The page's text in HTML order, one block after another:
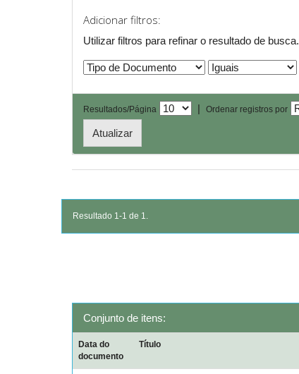
Adicionar filtros:
Utilizar filtros para refinar o resultado de busca.
Resultados/Página | Ordenar registros por
Resultado 1-1 de 1.
Conjunto de itens:
Data do
documento
Título